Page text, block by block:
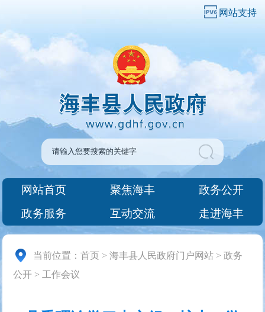
网站支持
网站首页 聚焦海丰
政务公开
政务服务
互动交流 走进海丰
当前位置：首页 >海丰县人民政府门户网站 >政务
公开 > 工作会议